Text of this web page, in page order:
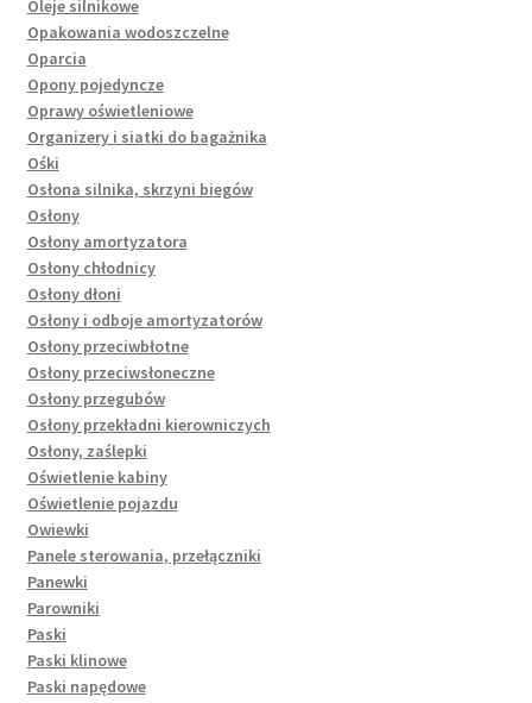
Oleje silnikowe
Opakowania wodoszczelne
Oparcia
Opony pojedyncze
Oprawy oświetleniowe
Organizery i siatki do bagażnika
Ośki
Osłona silnika, skrzyni biegów
Osłony
Osłony amortyzatora
Osłony chłodnicy
Osłony dłoni
Osłony i odboje amortyzatorów
Osłony przeciwbłotne
Osłony przeciwsłoneczne
Osłony przegubów
Osłony przekładni kierowniczych
Osłony, zaślepki
Oświetlenie kabiny
Oświetlenie pojazdu
Owiewki
Panele sterowania, przełączniki
Panewki
Parowniki
Paski
Paski klinowe
Paski napędowe